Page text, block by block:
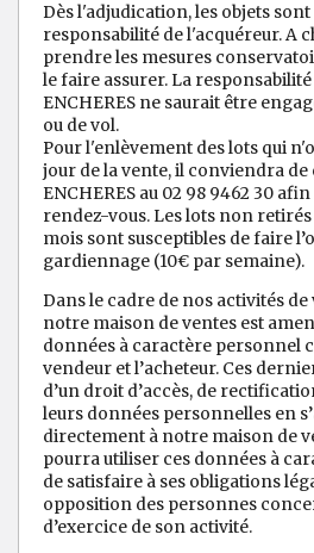
Dès l'adjudication, les objets
responsabilité de l'acquéreur. A
prendre les mesures
le faire assurer. La responsabilité
ENCHERES ne saurait être
ou de vol.
Pour l'enlèvement des lots qui
jour de la vente, il conviendra de
ENCHERES au 02 98 9462 30
rendez-vous. Les lots non retirés
mois sont susceptibles de faire
gardiennage (10€ par semaine).
Dans le cadre de nos activités
notre maison de ventes est
données à caractère personnel
vendeur et l’acheteur. Ces
d’un droit d’accès, de
leurs données personnelles en
directement à notre maison de
pourra utiliser ces données à
de satisfaire à ses obligations
opposition des personnes
d’exercice de son activité.